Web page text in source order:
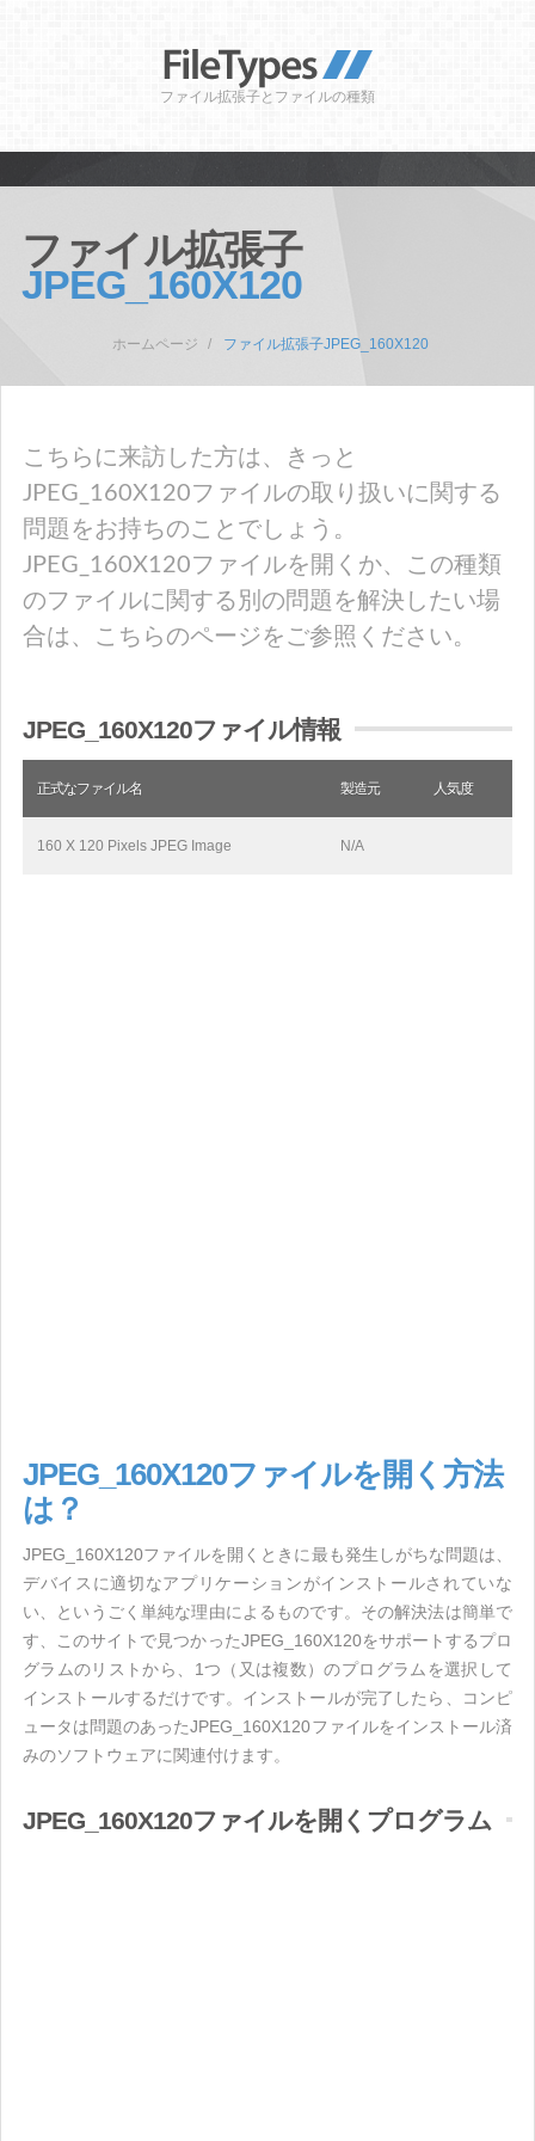
ファイル拡張子とファイルの種類
ファイル拡張子
JPEG_160X120
ホームページ ファイル拡張子JPEG_160X120
こちらに来訪した方は、きっと
JPEG_160X120ファイルの取り扱いに関する
問題をお持ちのことでしょう。
JPEG_160X120ファイルを開くか、この種類
のファイルに関する別の問題を解決したい場
合は、こちらのページをご参照ください。
JPEG_160X120ファイル情報
正式なファイル名 製造元 人気度
160 X 120 Pixels JPEG Image N/A
JPEG_160X120ファイルを開く方法
は？
JPEG_160X120ファイルを開くときに最も発生しがちな問題は、
デバイスに適切なアプリケーションがインストールされていな
い、というごく単純な理由によるものです。その解決法は簡単で
す、このサイトで見つかったJPEG_160X120をサポートするプロ
グラムのリストから、1つ（又は複数）のプログラムを選択して
インストールするだけです。インストールが完了したら、コンピ
ュータは問題のあったJPEG_160X120ファイルをインストール済
みのソフトウェアに関連付けます。
JPEG_160X120ファイルを開くプログラム